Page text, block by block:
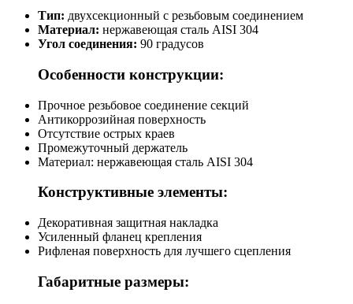
Тип: двухсекционный с резьбовым соединением
Материал: нержавеющая сталь AISI 304
Угол соединения: 90 градусов
Особенности конструкции:
Прочное резьбовое соединение секций
Антикоррозийная поверхность
Отсутствие острых краев
Промежуточный держатель
Материал: нержавеющая сталь AISI 304
Конструктивные элементы:
Декоративная защитная накладка
Усиленный фланец крепления
Рифленая поверхность для лучшего сцепления
Габаритные размеры: